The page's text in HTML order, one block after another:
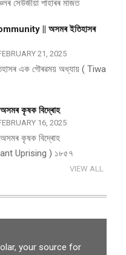
সেউজীয়া পাহাৰৰ মাজত
|| অসমৰ ইতিহাসৰ
21, 2025
এক গৌৰৱময় অধ্যায় ( Tiwa
কৃষক বিদ্ৰোহ​
16, 2025
কৃষক বিদ্ৰোহ​
Uprising ) ১৮৫৭
VIEW ALL
your source for